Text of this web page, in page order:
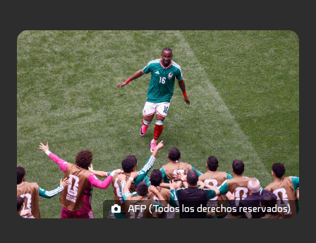
AFP (Todos los derechos reservados)